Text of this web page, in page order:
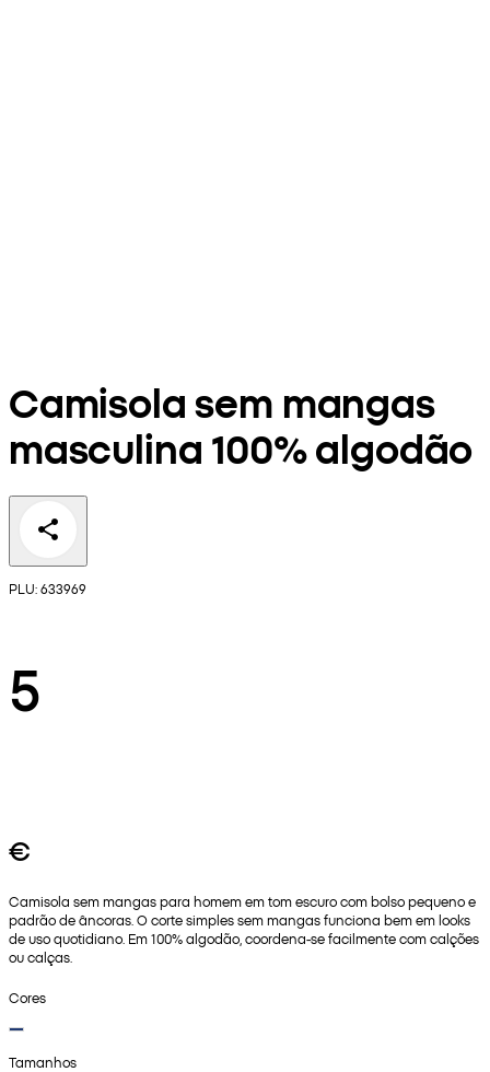
Camisola sem mangas
masculina 100% algodão
PLU: 633969
5
€
Camisola sem mangas para homem em tom escuro com bolso pequeno e
padrão de âncoras. O corte simples sem mangas funciona bem em looks
de uso quotidiano. Em 100% algodão, coordena-se facilmente com calções
ou calças.
Cores
Tamanhos